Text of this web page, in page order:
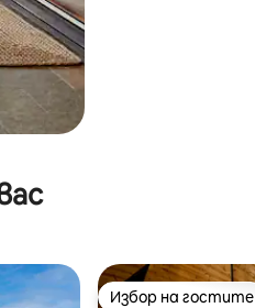
Избор на гостите